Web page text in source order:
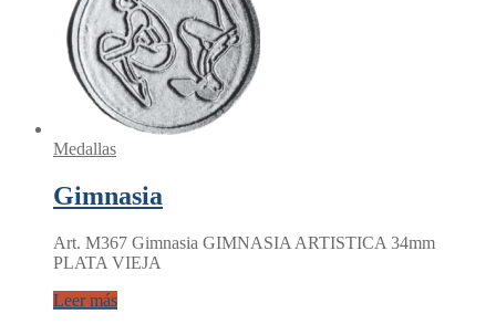
Medallas
Gimnasia
Art. M367 Gimnasia GIMNASIA ARTISTICA 34mm
PLATA VIEJA
Leer más